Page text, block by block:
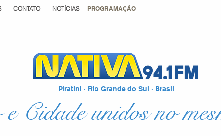
e Cidade unidos no
Piratini · Rio Grande do Sul · Brasil
CONTATO NOTÍCIAS PROGRAMAÇÃO